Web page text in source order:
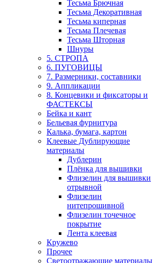
Тесьма Брючная
Тесьма Декоративная
Тесьма киперная
Тесьма Плечевая
Тесьма Шторная
Шнуры
5. СТРОПА
6. ПУГОВИЦЫ
7. Размерники, составники
9. Аппликации
8. Концевики и фиксаторы и
ФАСТЕКСЫ
Бейка и кант
Бельевая фурнитура
Калька, бумага, картон
Клеевые Дублирующие
материалы
Дублерин
Плёнка для вышивки
Флизелин для вышивки
отрывной
Флизелин
нитепрошивной
Флизелин точечное
покрытие
Лента клеевая
Кружево
Прочее
Светоотражающие материалы